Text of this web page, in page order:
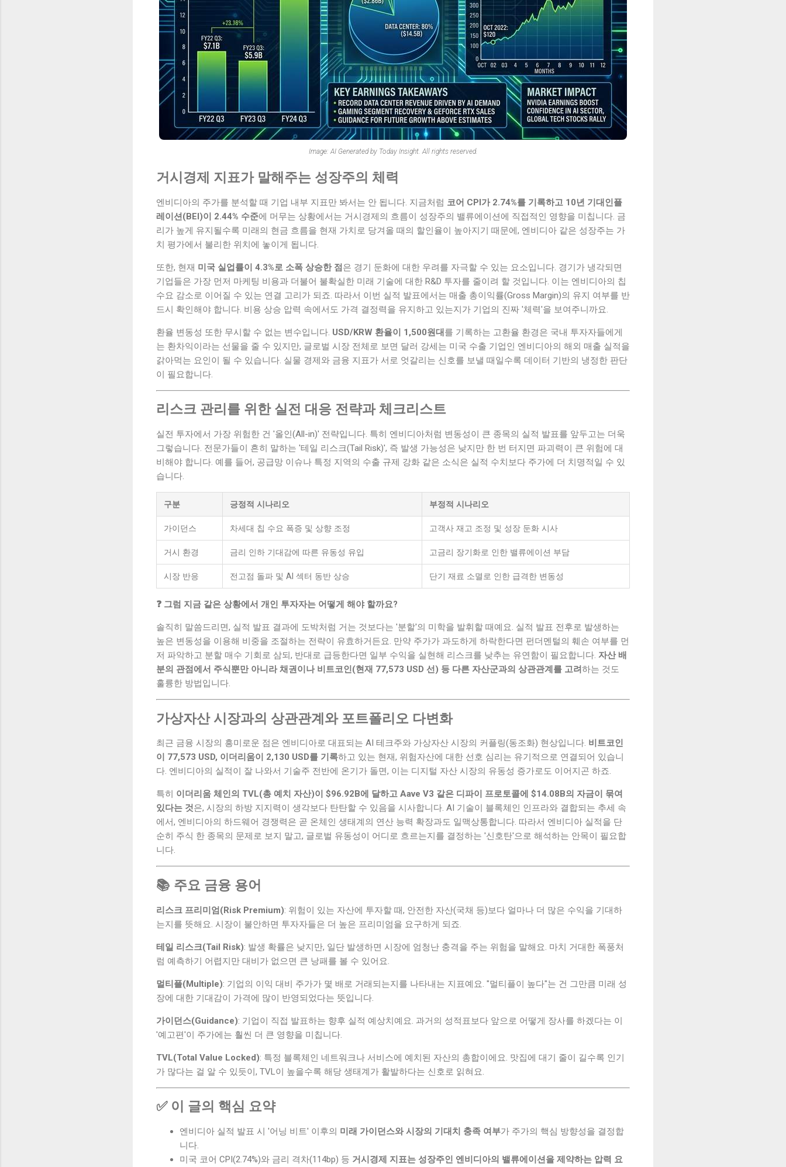
Image: AI Generated by Today Insight. All rights reserved.
거시경제 지표가 말해주는 성장주의 체력
엔비디아의 주가를 분석할 때 기업 내부 지표만 봐서는 안 됩니다. 지금처럼 코어 CPI가 2.74%를 기록하고 10년 기대인플
레이션(BEI)이 2.44% 수준에 머무는 상황에서는 거시경제의 흐름이 성장주의 밸류에이션에 직접적인 영향을 미칩니다. 금
리가 높게 유지될수록 미래의 현금 흐름을 현재 가치로 당겨올 때의 할인율이 높아지기 때문에, 엔비디아 같은 성장주는 가
치 평가에서 불리한 위치에 놓이게 됩니다.
또한, 현재 미국 실업률이 4.3%로 소폭 상승한 점 은 경기 둔화에 대한 우려를 자극할 수 있는 요소입니다. 경기가 냉각되면
기업들은 가장 먼저 마케팅 비용과 더불어 불확실한 미래 기술에 대한 R&D 투자를 줄이려 할 것입니다. 이는 엔비디아의 칩
수요 감소로 이어질 수 있는 연결 고리가 되죠. 따라서 이번 실적 발표에서는 매출 총이익률(Gross Margin)의 유지 여부를 반
드시 확인해야 합니다. 비용 상승 압력 속에서도 가격 결정력을 유지하고 있는지가 기업의 진짜 '체력'을 보여주니까요.
환율 변동성 또한 무시할 수 없는 변수입니다. USD/KRW 환율이 1,500원대 를 기록하는 고환율 환경은 국내 투자자들에게
는 환차익이라는 선물을 줄 수 있지만, 글로벌 시장 전체로 보면 달러 강세는 미국 수출 기업인 엔비디아의 해외 매출 실적을
갉아먹는 요인이 될 수 있습니다. 실물 경제와 금융 지표가 서로 엇갈리는 신호를 보낼 때일수록 데이터 기반의 냉정한 판단
이 필요합니다.
리스크 관리를 위한 실전 대응 전략과 체크리스트
실전 투자에서 가장 위험한 건 '올인(All-in)' 전략입니다. 특히 엔비디아처럼 변동성이 큰 종목의 실적 발표를 앞두고는 더욱
그렇습니다. 전문가들이 흔히 말하는 '테일 리스크(Tail Risk)', 즉 발생 가능성은 낮지만 한 번 터지면 파괴력이 큰 위험에 대
비해야 합니다. 예를 들어, 공급망 이슈나 특정 지역의 수출 규제 강화 같은 소식은 실적 수치보다 주가에 더 치명적일 수 있
습니다.
구분 긍정적 시나리오 부정적 시나리오
가이던스 차세대 칩 수요 폭증 및 상향 조정 고객사 재고 조정 및 성장 둔화 시사
거시 환경 금리 인하 기대감에 따른 유동성 유입 고금리 장기화로 인한 밸류에이션 부담
시장 반응 전고점 돌파 및 AI 섹터 동반 상승 단기 재료 소멸로 인한 급격한 변동성
❓ 그럼 지금 같은 상황에서 개인 투자자는 어떻게 해야 할까요?
솔직히 말씀드리면, 실적 발표 결과에 도박처럼 거는 것보다는 '분할'의 미학을 발휘할 때예요. 실적 발표 전후로 발생하는
높은 변동성을 이용해 비중을 조절하는 전략이 유효하거든요. 만약 주가가 과도하게 하락한다면 펀더멘털의 훼손 여부를 먼
저 파악하고 분할 매수 기회로 삼되, 반대로 급등한다면 일부 수익을 실현해 리스크를 낮추는 유연함이 필요합니다. 자산 배
분의 관점에서 주식뿐만 아니라 채권이나 비트코인(현재 77,573 USD 선) 등 다른 자산군과의 상관관계를 고려하는 것도
훌륭한 방법입니다.
가상자산 시장과의 상관관계와 포트폴리오 다변화
최근 금융 시장의 흥미로운 점은 엔비디아로 대표되는 AI 테크주와 가상자산 시장의 커플링(동조화) 현상입니다. 비트코인
이 77,573 USD, 이더리움이 2,130 USD를 기록하고 있는 현재, 위험자산에 대한 선호 심리는 유기적으로 연결되어 있습니
다. 엔비디아의 실적이 잘 나와서 기술주 전반에 온기가 돌면, 이는 디지털 자산 시장의 유동성 증가로도 이어지곤 하죠.
특히 이더리움 체인의 TVL(총 예치 자산)이 $96.92B에 달하고 Aave V3 같은 디파이 프로토콜에 $14.08B의 자금이 묶여
있다는 것은, 시장의 하방 지지력이 생각보다 탄탄할 수 있음을 시사합니다. AI 기술이 블록체인 인프라와 결합되는 추세 속
에서, 엔비디아의 하드웨어 경쟁력은 곧 온체인 생태계의 연산 능력 확장과도 일맥상통합니다. 따라서 엔비디아 실적을 단
순히 주식 한 종목의 문제로 보지 말고, 글로벌 유동성이 어디로 흐르는지를 결정하는 '신호탄'으로 해석하는 안목이 필요합
니다.
📚 주요 금융 용어
리스크 프리미엄(Risk Premium): 위험이 있는 자산에 투자할 때, 안전한 자산(국채 등)보다 얼마나 더 많은 수익을 기대하
는지를 뜻해요. 시장이 불안하면 투자자들은 더 높은 프리미엄을 요구하게 되죠.
테일 리스크(Tail Risk): 발생 확률은 낮지만, 일단 발생하면 시장에 엄청난 충격을 주는 위험을 말해요. 마치 거대한 폭풍처
럼 예측하기 어렵지만 대비가 없으면 큰 낭패를 볼 수 있어요.
멀티플(Multiple): 기업의 이익 대비 주가가 몇 배로 거래되는지를 나타내는 지표예요. "멀티플이 높다"는 건 그만큼 미래 성
장에 대한 기대감이 가격에 많이 반영되었다는 뜻입니다.
가이던스(Guidance): 기업이 직접 발표하는 향후 실적 예상치예요. 과거의 성적표보다 앞으로 어떻게 장사를 하겠다는 이
'예고편'이 주가에는 훨씬 더 큰 영향을 미칩니다.
TVL(Total Value Locked): 특정 블록체인 네트워크나 서비스에 예치된 자산의 총합이에요. 맛집에 대기 줄이 길수록 인기
가 많다는 걸 알 수 있듯이, TVL이 높을수록 해당 생태계가 활발하다는 신호로 읽혀요.
✅ 이 글의 핵심 요약
엔비디아 실적 발표 시 '어닝 비트' 이후의 미래 가이던스와 시장의 기대치 충족 여부가 주가의 핵심 방향성을 결정합
니다.
미국 코어 CPI(2.74%)와 금리 격차(114bp) 등 거시경제 지표는 성장주인 엔비디아의 밸류에이션을 제약하는 압력 요